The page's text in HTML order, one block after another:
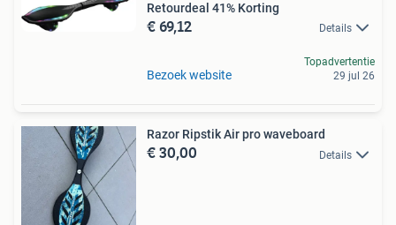
Retourdeal 41% Korting
€ 69,12 Details
Bezoek website
Topadvertentie
29 jul 26
Razor Ripstik Air pro waveboard
€ 30,00 Details